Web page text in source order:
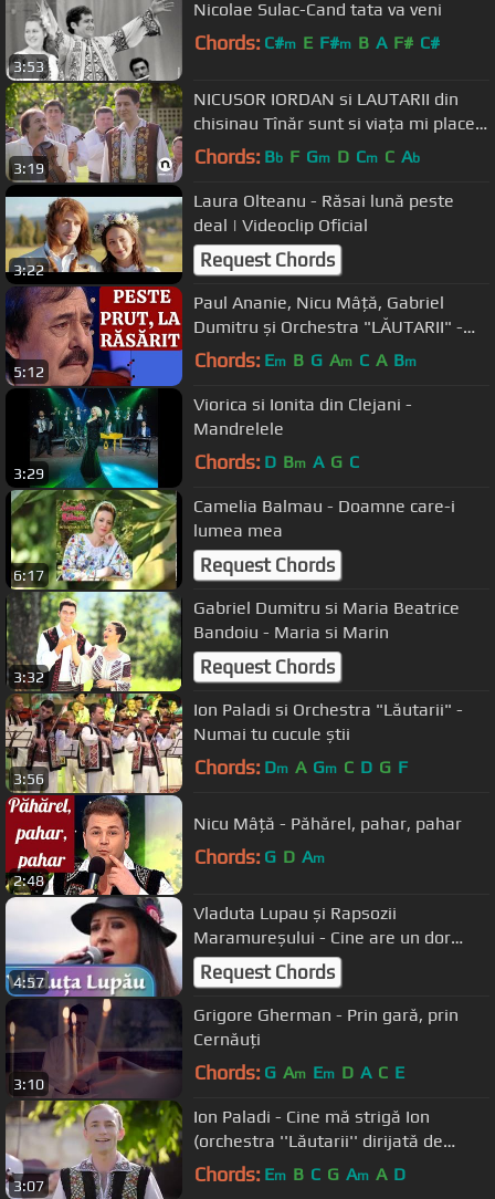
3:53
Nicolae Sulac-Cand tata va veni
Chords: C#m E F#m B A F# C#
3:19
NICUSOR IORDAN si LAUTARII din
chisinau Tînăr sunt si viața mi place
#noroctv
Chords: Bb F Gm D Cm C Ab
3:22
Laura Olteanu - Răsai lună peste
deal | Videoclip Oficial
Request Chords
5:12
Paul Ananie, Nicu Mâță, Gabriel
Dumitru și Orchestra "LĂUTARII" -
Peste Prut, la răsărit
Chords: Em B G Am C A Bm
3:29
Viorica si Ionita din Clejani -
Mandrelele
Chords: D Bm A G C
6:17
Camelia Balmau - Doamne care-i
lumea mea
Request Chords
3:32
Gabriel Dumitru si Maria Beatrice
Bandoiu - Maria si Marin
Request Chords
3:56
Ion Paladi si Orchestra "Lăutarii" -
Numai tu cucule știi
Chords: Dm A Gm C D G F
2:48
Nicu Mâță - Păhărel, pahar, pahar
Chords: G D Am
4:57
Vladuta Lupau și Rapsozii
Maramureșului - Cine are un dor
greu -LIVE
Request Chords
3:10
Grigore Gherman - Prin gară, prin
Cernăuți
Chords: G Am Em D A C E
3:07
Ion Paladi - Cine mă strigă Ion
(orchestra ''Lăutarii'' dirijată de
maestrul Nicolae Botgros)
Chords: Em B C G Am A D